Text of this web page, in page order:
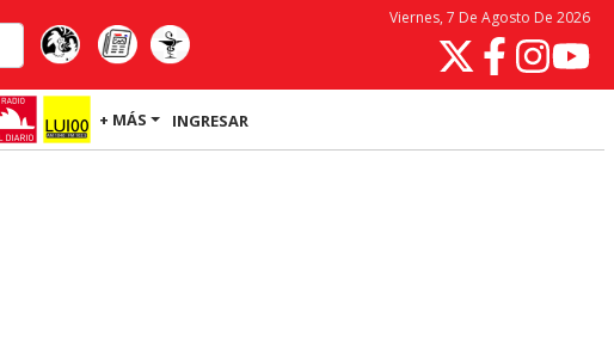
Viernes, 7 De Agosto De 2026
+ MÁS INGRESAR